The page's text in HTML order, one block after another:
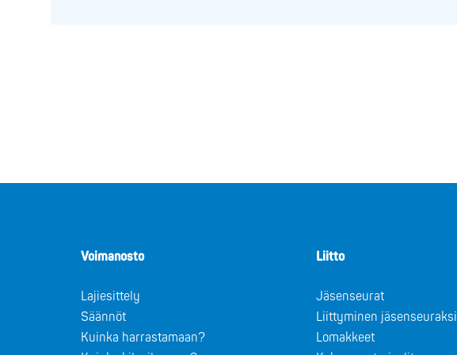
Voimanosto
Lajiesittely
Säännöt
Kuinka harrastamaan?
Liitto
Jäsenseurat
Liittyminen jäsenseuraksi
Lomakkeet